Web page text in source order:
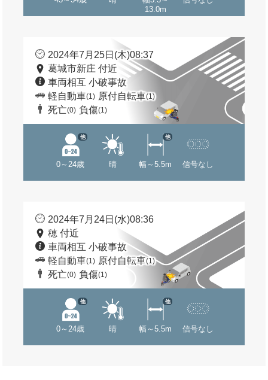
13.0m
2024年7月25日(木)08:37
葛城市新庄 付近
車両相互 小破事故
軽自動車(1) 原付自転車(1)
死亡(0) 負傷(1)
0～24歳
他
晴 幅～5.5m
他
信号なし
2024年7月24日(水)08:36
穂 付近
車両相互 小破事故
軽自動車(1) 原付自転車(1)
死亡(0) 負傷(1)
0～24歳
他
晴 幅～5.5m
他
信号なし